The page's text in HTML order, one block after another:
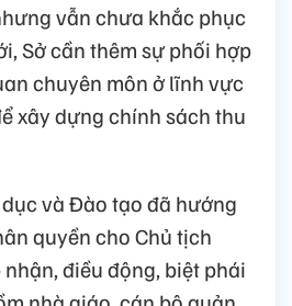
vẫn chưa khắc phục
Sở cần thêm sự phối hợp
chuyên môn ở lĩnh vực
xây dựng chính sách thu
và Đào tạo đã hướng
quyền cho Chủ tịch
điều động, biệt phái